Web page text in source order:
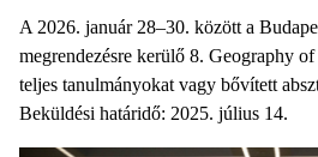
A 2026. január 28–30. között a
megrendezésre kerülő 8. Geography
teljes tanulmányokat vagy bővített
Beküldési határidő: 2025. július 14.